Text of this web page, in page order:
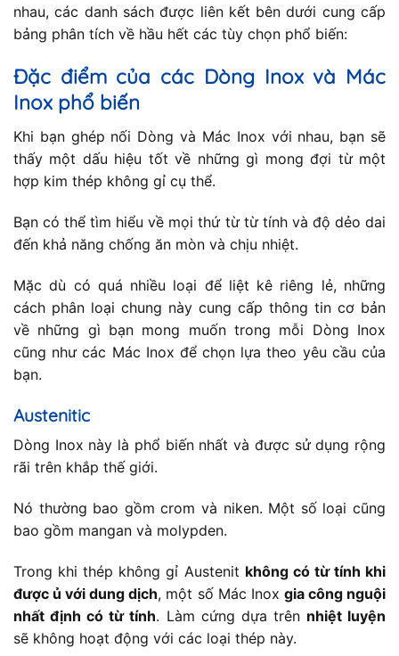
nhau, các danh sách được liên kết bên dưới cung cấp
bảng phân tích về hầu hết các tùy chọn phổ biến:
Đặc điểm của các Dòng Inox và Mác
Inox phổ biến
Khi bạn ghép nối Dòng và Mác Inox với nhau, bạn sẽ
thấy một dấu hiệu tốt về những gì mong đợi từ một
hợp kim thép không gỉ cụ thể.
Bạn có thể tìm hiểu về mọi thứ từ từ tính và độ dẻo dai
đến khả năng chống ăn mòn và chịu nhiệt.
Mặc dù có quá nhiều loại để liệt kê riêng lẻ, những
cách phân loại chung này cung cấp thông tin cơ bản
về những gì bạn mong muốn trong mỗi Dòng Inox
cũng như các Mác Inox để chọn lựa theo yêu cầu của
bạn.
Austenitic
Dòng Inox này là phổ biến nhất và được sử dụng rộng
rãi trên khắp thế giới.
Nó thường bao gồm crom và niken. Một số loại cũng
bao gồm mangan và molypden.
Trong khi thép không gỉ Austenit không có từ tính khi
được ủ với dung dịch, một số Mác Inox gia công nguội
nhất định có từ tính. Làm cứng dựa trên nhiệt luyện
sẽ không hoạt động với các loại thép này.